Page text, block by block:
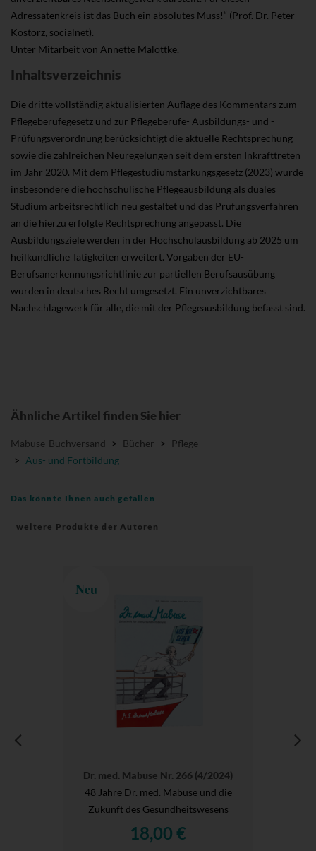
Adressatenkreis ist das Buch ein absolutes Muss!“ (Prof. Dr. Peter
Kostorz, socialnet).
Unter Mitarbeit von Annette Malottke.
Inhaltsverzeichnis
Die dritte vollständig aktualisierten Auflage des Kommentars zum
Pflegeberufegesetz und zur Pflegeberufe- Ausbildungs- und -
Prüfungsverordnung berücksichtigt die aktuelle Rechtsprechung
sowie die zahlreichen Neuregelungen seit dem ersten Inkrafttreten
im Jahr 2020. Mit dem Pflegestudiumstärkungsgesetz (2023) wurde
insbesondere die hochschulische Pflegeausbildung als duales
Studium arbeitsrechtlich neu gestaltet und das Prüfungsverfahren
an die hierzu erfolgte Rechtsprechung angepasst. Die
Ausbildungsziele werden in der Hochschulausbildung ab 2025 um
heilkundliche Tätigkeiten erweitert. Vorgaben der EU-
Berufsanerkennungsrichtlinie zur partiellen Berufsausübung
wurden in deutsches Recht umgesetzt. Ein unverzichtbares
Nachschlagewerk für alle, die mit der Pflegeausbildung befasst sind.
Ähnliche Artikel finden Sie hier
Mabuse-Buchversand > Bücher >
Pflege
> Aus- und Fortbildung
Das könnte Ihnen auch gefallen
weitere Produkte der Autoren
Neu
Dr. med. Mabuse Nr. 266 (4/2024)
48 Jahre Dr. med. Mabuse und die
Zukunft des Gesundheitswesens
18,00 €